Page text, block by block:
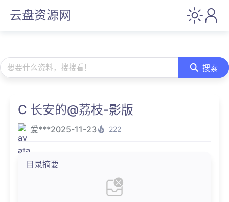
云盘资源网
想要什么资料，搜搜看！ 搜索
C 长安的@荔枝-影版
爱***2025-11-23 222
目录摘要